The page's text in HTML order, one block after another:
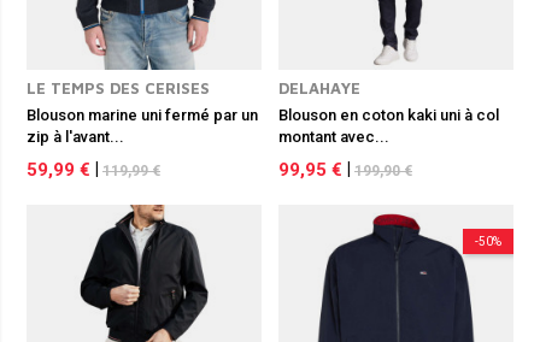
LE TEMPS DES CERISES
Blouson marine uni fermé par un
zip à l'avant...
59,99 € 119,99 €
DELAHAYE
Blouson en coton kaki uni à col
montant avec...
99,95 € 199,90 €
-50%